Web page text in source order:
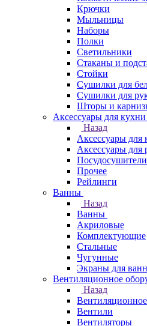
Крючки
Мыльницы
Наборы
Полки
Светильники
Стаканы и
Стойки
Сушилки для
Сушилки для
Шторы и
Аксессуары для кухни
Назад
Аксессуары для
Аксессуары для
Посудосушители
Прочее
Рейлинги
Ванны
Назад
Ванны
Акриловые
Комплектующие
Стальные
Чугунные
Экраны для ванн
Вентиляционное
Назад
Вентили
Вентиляторы